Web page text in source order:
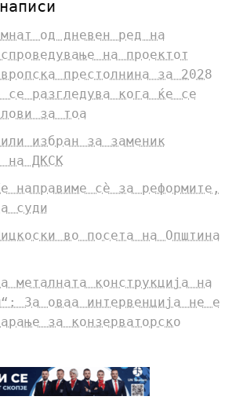
од дневен ред на
на проектот
престолнина за 2028
се разгледува кога ќе се
за тоа
избран за заменик
на ДКСК
направиме сè за реформите,
суди
во посета на Општина
металната конструкција на
За оваа интервенција не е
за конзерваторско